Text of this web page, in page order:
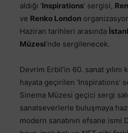
aldığı ‘Inspirations’ sergisi,
ve Renko London
Haziran tarihleri arasında
Müzesi‘nde sergilenecek.
Devrim Erbil’in 60. sanat yılını
hayata geçirilen ‘Inspirations’
Sinema Müzesi geçici sergi
sanatseverlerle buluşmaya
modern sanatının efsane ismi